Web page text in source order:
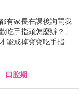
有家長在課後詢問我
吃手指頭怎麼辦？」
能戒掉寶寶吃手指頭
口腔期